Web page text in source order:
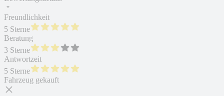
Freundlichkeit
5 Sterne
Beratung
3 Sterne
Antwortzeit
5 Sterne
Fahrzeug gekauft